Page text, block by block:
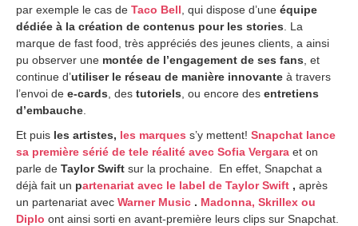
par exemple le cas de Taco Bell , qui dispose d’une équipe
dédiée à la création de contenus pour les stories . La
marque de fast food, très appréciés des jeunes clients, a ainsi
pu observer une montée de l’engagement de ses fans , et
continue d’utiliser le réseau de manière innovante à travers
l’envoi de e-cards , des tutoriels , ou encore des entretiens
d’embauche
Et puis les artistes, les marques s’y mettent! Snapchat lance
sa première sérié de tele réalité avec Sofia Vergara et on
parle de Taylor Swift sur la prochaine. En effet, Snapchat a
déjà fait un partenariat avec le label de Taylor Swift , après
un partenariat avec Warner Music . Madonna, Skrillex ou
Diplo ont ainsi sorti en avant-première leurs clips sur Snapchat.